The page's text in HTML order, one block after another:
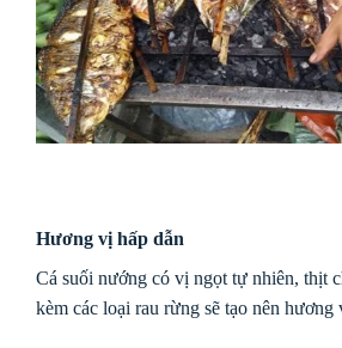
Hương vị hấp dẫn
Cá suối nướng có vị ngọt tự nhiên, thịt
kèm các loại rau rừng sẽ tạo nên hương